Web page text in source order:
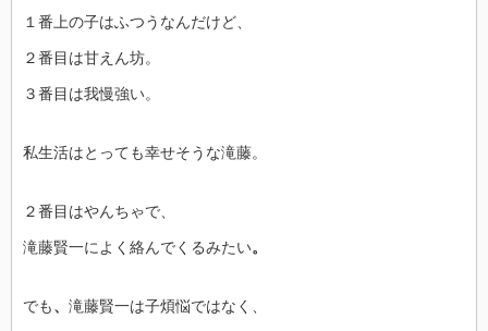
１番上の子はふつうなんだけど、
２番目は甘えん坊。
３番目は我慢強い。
私生活はとっても幸せそうな滝藤。
２番目はやんちゃで、
滝藤賢一によく絡んでくるみたい。
でも、 滝藤賢一は子煩悩ではなく、